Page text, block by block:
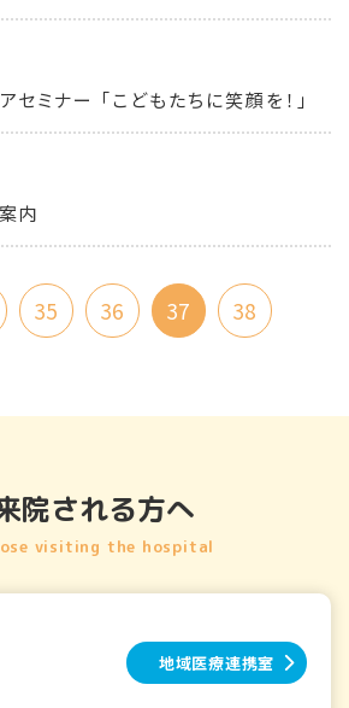
ミナー 「こどもたちに笑顔を！」
内
35 36 37 38
院される方へ
visiting the hospital
地域医療連携室